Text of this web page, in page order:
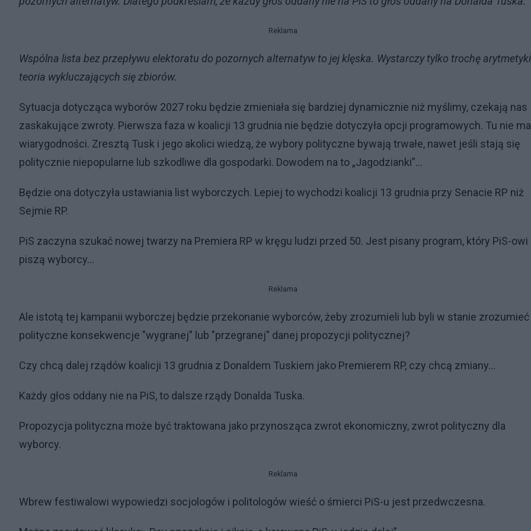
Reklama
Wspólna lista bez przepływu elektoratu do pozornych alternatyw to jej klęska. Wystarczy tylko trochę
teoria wykluczających się zbiorów.
Sytuacja dotycząca wyborów 2027 roku będzie zmieniała się bardziej dynamicznie niż myślimy, czekają nas
zaskakujące zwroty. Pierwsza faza w koalicji 13 grudnia nie będzie dotyczyła opcji programowych. Tu nie ma
wiarygodności. Zresztą Tusk i jego akolici wiedzą, że wybory polityczne bywają trwałe, nawet jeśli stają się
politycznie niepopularne lub szkodliwe dla gospodarki. Dowodem na to „Jagodzianki”...
Będzie ona dotyczyła ustawiania list wyborczych. Lepiej to wychodzi koalicji 13 grudnia przy Senacie RP niż
Sejmie RP.
PiS zaczyna szukać nowej twarzy na Premiera RP w kręgu ludzi przed 50. Jest pisany program, który PiS-owi
piszą wyborcy...
Reklama
Ale istotą tej kampanii wyborczej będzie przekonanie wyborców, żeby zrozumieli lub byli w stanie zrozumieć
polityczne konsekwencje "wygranej" lub "przegranej" danej propozycji politycznej?
Czy chcą dalej rządów koalicji 13 grudnia z Donaldem Tuskiem jako Premierem RP, czy chcą zmiany...
Każdy głos oddany nie na PiS, to dalsze rządy Donalda Tuska.
Propozycja polityczna może być traktowana jako przynosząca zwrot ekonomiczny, zwrot polityczny dla
wyborcy.
Reklama
Wbrew festiwalowi wypowiedzi socjologów i politologów wieść o śmierci PiS-u jest przedwczesna.